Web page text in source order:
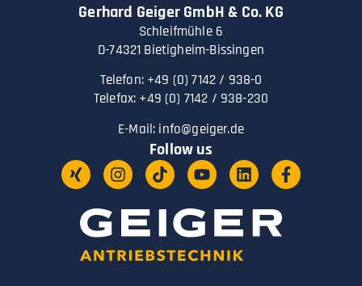
Gerhard Geiger GmbH & Co. KG
Schleifmühle 6
D-74321 Bietigheim-Bissingen
Telefon: +49 (0) 7142 / 938-0
Telefax: +49 (0) 7142 / 938-230
E-Mail: info@geiger.de
Follow us